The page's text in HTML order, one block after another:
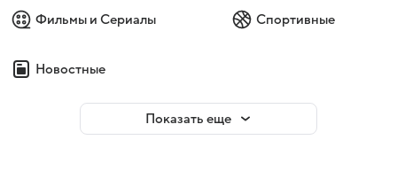
Фильмы и Сериалы Спортивные
Новостные
Показать еще